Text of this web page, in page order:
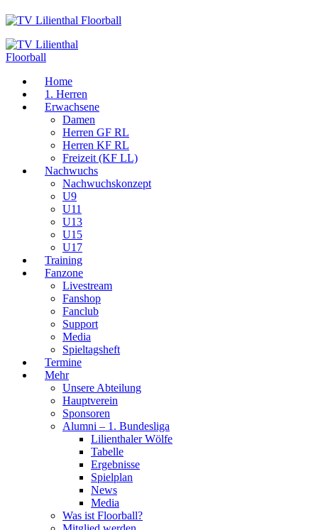
Home
1. Herren
Erwachsene
Damen
Herren GF RL
Herren KF RL
Freizeit (KF LL)
Nachwuchs
Nachwuchskonzept
U9
U11
U13
U15
U17
Training
Fanzone
Livestream
Fanshop
Fanclub
Support
Media
Spieltagsheft
Termine
Mehr
Unsere Abteilung
Hauptverein
Sponsoren
Alumni – 1. Bundesliga
Lilienthaler Wölfe
Tabelle
Ergebnisse
Spielplan
News
Media
Was ist Floorball?